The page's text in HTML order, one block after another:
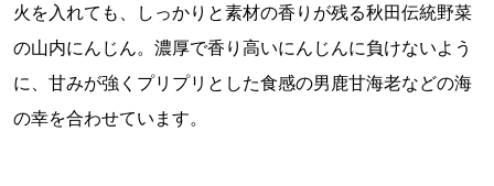
火を入れても、しっかりと素材の香りが残る秋田伝統野菜
の山内にんじん。濃厚で香り高いにんじんに負けないよう
に、甘みが強くプリプリとした食感の男鹿甘海老などの海
の幸を合わせています。